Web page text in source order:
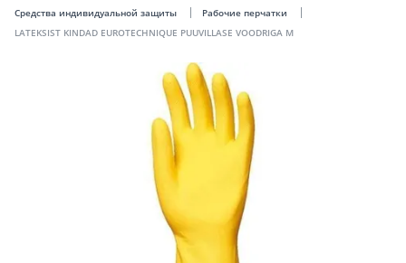
Средства индивидуальной защиты
Рабочие перчатки
LATEKSIST KINDAD EUROTECHNIQUE PUUVILLASE VOODRIGA M